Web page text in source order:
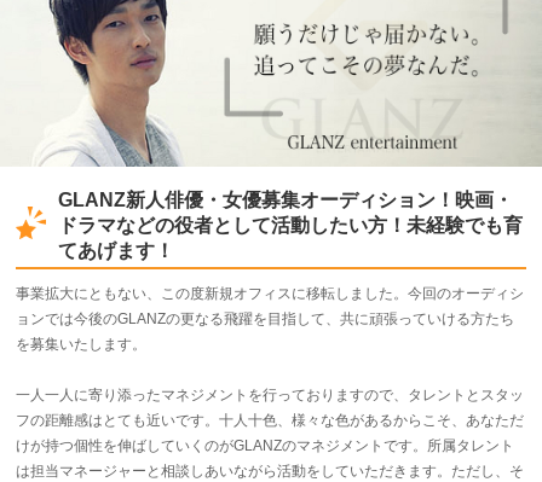
GLANZ新人俳優・女優募集オーディション！映画・
ドラマなどの役者として活動したい方！未経験でも育
てあげます！
事業拡大にともない、この度新規オフィスに移転しました。今回のオーディシ
ョンでは今後のGLANZの更なる飛躍を目指して、共に頑張っていける方たち
を募集いたします。
一人一人に寄り添ったマネジメントを行っておりますので、タレントとスタッ
フの距離感はとても近いです。十人十色、様々な色があるからこそ、あなただ
けが持つ個性を伸ばしていくのがGLANZのマネジメントです。所属タレント
は担当マネージャーと相談しあいながら活動をしていただきます。ただし、そ